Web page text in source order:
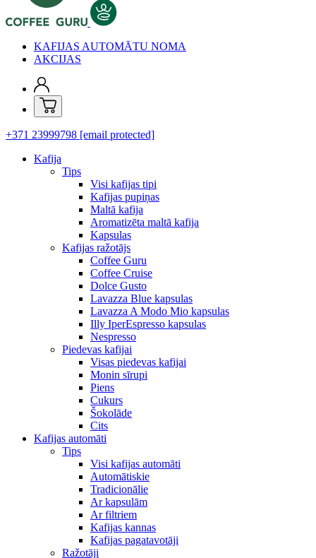
KAFIJAS AUTOMĀTU NOMA
AKCIJAS
+371 23999798 [email protected]
Kafija
Tips
Visi kafijas tipi
Kafijas pupiņas
Maltā kafija
Aromatizēta maltā kafija
Kapsulas
Kafijas ražotājs
Coffee Guru
Coffee Cruise
Dolce Gusto
Lavazza Blue kapsulas
Lavazza A Modo Mio kapsulas
Illy IperEspresso kapsulas
Nespresso
Piedevas kafijai
Visas piedevas kafijai
Monin sīrupi
Piens
Cukurs
Šokolāde
Cits
Kafijas automāti
Tips
Visi kafijas automāti
Automātiskie
Tradicionālie
Ar kapsulām
Ar filtriem
Kafijas kannas
Kafijas pagatavotāji
Ražotāji